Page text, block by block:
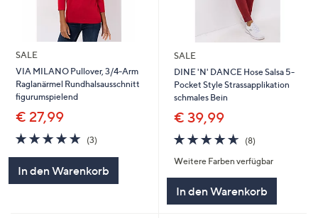
SALE
VIA MILANO Pullover, 3/4-Arm
Raglanärmel Rundhalsausschnitt
figurumspielend
€ 27,99
4.7
von
(3)
In den Warenkorb
SALE
DINE 'N' DANCE Hose Salsa 5-
Pocket Style Strassapplikation
schmales Bein
€ 39,99
4.6
von
5
(8)
Weitere Farben verfügbar
In den Warenkorb